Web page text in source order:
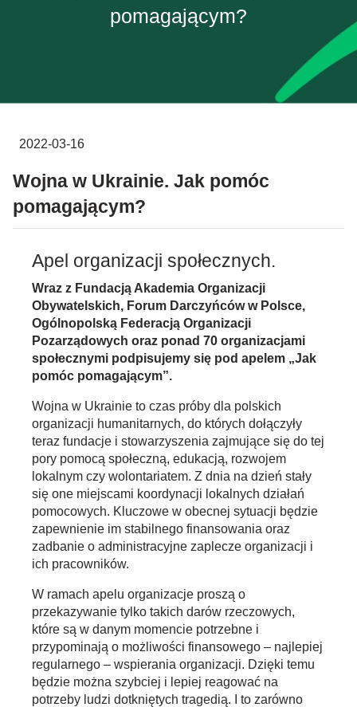
pomagającym?
2022-03-16
Wojna w Ukrainie. Jak pomóc
pomagającym?
Apel organizacji społecznych.
Wraz z Fundacją Akademia Organizacji
Obywatelskich, Forum Darczyńców w Polsce,
Ogólnopolską Federacją Organizacji
Pozarządowych oraz ponad 70 organizacjami
społecznymi podpisujemy się pod apelem „Jak
pomóc pomagającym”.
Wojna w Ukrainie to czas próby dla polskich
organizacji humanitarnych, do których dołączyły
teraz fundacje i stowarzyszenia zajmujące się do tej
pory pomocą społeczną, edukacją, rozwojem
lokalnym czy wolontariatem. Z dnia na dzień stały
się one miejscami koordynacji lokalnych działań
pomocowych. Kluczowe w obecnej sytuacji będzie
zapewnienie im stabilnego finansowania oraz
zadbanie o administracyjne zaplecze organizacji i
ich pracowników.
W ramach apelu organizacje proszą o
przekazywanie tylko takich darów rzeczowych,
które są w danym momencie potrzebne i
przypominają o możliwości finansowego – najlepiej
regularnego – wspierania organizacji. Dzięki temu
będzie można szybciej i lepiej reagować na
potrzeby ludzi dotkniętych tragedią. I to zarówno